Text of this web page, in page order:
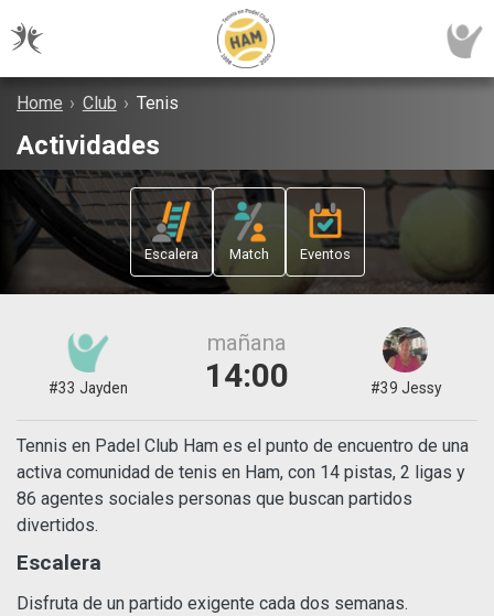
Home › Club › Tenis
Actividades
Escalera Match Eventos
#33 Jayden
mañana
14:00 #39 Jessy
Tennis en Padel Club Ham es el punto de encuentro de una
activa comunidad de tenis en Ham, con 14 pistas, 2 ligas y
86 agentes sociales personas que buscan partidos
divertidos.
Escalera
Disfruta de un partido exigente cada dos semanas.